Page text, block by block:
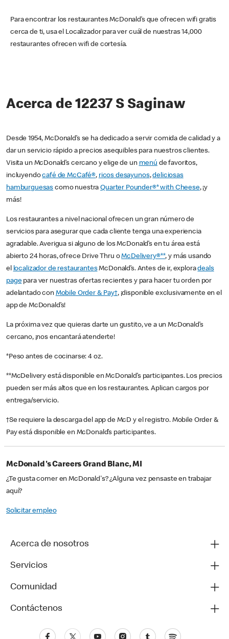
Para encontrar los restaurantes McDonald’s que ofrecen wifi gratis
cerca de ti, usa el Localizador para ver cuál de nuestras 14,000
restaurantes ofrecen wifi de cortesía.
Acerca de 12237 S Saginaw
Desde 1954, McDonald’s se ha dedicado a servir comida de calidad y a
dar un servicio rápido a precios asequibles para nuestros clientes.
Visita un McDonald’s cercano y elige de un menú de favoritos,
incluyendocafé de McCafé®, ricos desayunos,deliciosas
hamburguesas como nuestraQuarter Pounder®* with Cheese, ¡y
más!
Los restaurantes a nivel nacional ofrecen un gran número de
servicios para asegurar que cada cliente tenga una experiencia
agradable. Averigua si alguno de los McDonald’s en tu área está
abierto 24 horas, ofrece Drive Thru oMcDelivery®**, y más usando
el localizador de restaurantesMcDonald’s. Antes de ir, exploradeals
pagepara ver nuestras ofertas recientes y para hacer tu orden por
adelantado con Mobile Order & Pay†, ¡disponible exclusivamente en el
app de McDonald’s!
La próxima vez que quieras darte un gustito, ve a un McDonald’s
cercano, ¡nos encantará atenderte!
*Peso antes de cocinarse: 4 oz.
**McDelivery está disponible en McDonald’s participantes. Los precios
pueden ser más altos que en los restaurantes. Aplican cargos por
entrega/servicio.
†Se requiere la descarga del app de McD y el registro. Mobile Order &
Pay está disponible en McDonald’s participantes.
McDonald's Careers Grand Blanc, MI
¿Te gusta comer en McDonald's? ¿Alguna vez pensaste en trabajar
aquí?
Solicitar empleo
Acerca de nosotros
Servicios
Comunidad
Contáctenos